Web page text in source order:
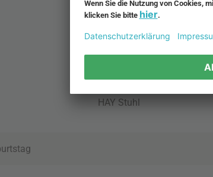
Skandinavische Möbel
Gartenmöbel
Büromöbel
HAY Stuhl